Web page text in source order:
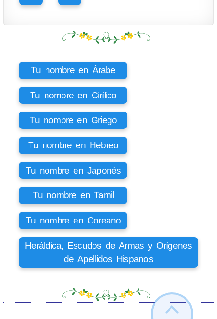
Tu nombre en Árabe
Tu nombre en Cirílico
Tu nombre en Griego
Tu nombre en Hebreo
Tu nombre en Japonés
Tu nombre en Tamil
Tu nombre en Coreano
Heráldica, Escudos de Armas y Orígenes
de Apellidos Hispanos